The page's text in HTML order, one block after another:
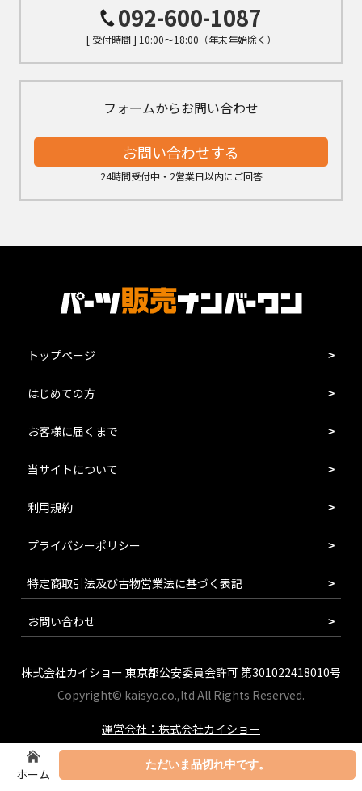
ホーム
ただいま品切れ中です。
092-600-1087
[ 受付時間 ] 10:00～18:00（年末年始除く）
フォームからお問い合わせ
お問い合わせする
24時間受付中・2営業日以内にご回答
トップページ
はじめての方
お客様に届くまで
当サイトについて
利用規約
プライバシーポリシー
特定商取引法及び古物営業法に基づく表記
お問い合わせ
株式会社カイショー 東京都公安委員会許可 第301022418010号
Copyright© kaisyo.co.,ltd All Rights Reserved.
運営会社：株式会社カイショー